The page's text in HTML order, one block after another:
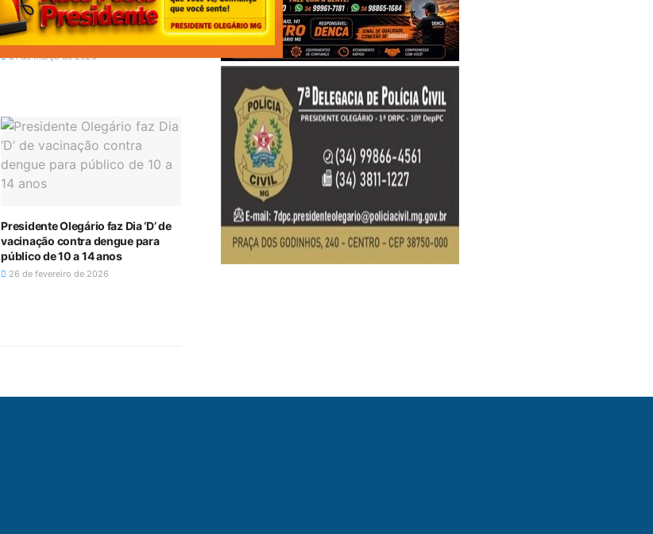
Vacina da gripe começa a ser
aplicada em Presidente Olegário;
veja quem pode se imunizar
31 de março de 2026
Presidente Olegário faz Dia ‘D’ de
vacinação contra dengue para
público de 10 a 14 anos
26 de fevereiro de 2026